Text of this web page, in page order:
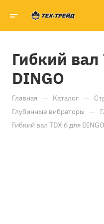
Гибкий
DINGO
Главная — Каталог —
Глубинные вибраторы —
Гибкий вал TDX 6 для DINGO